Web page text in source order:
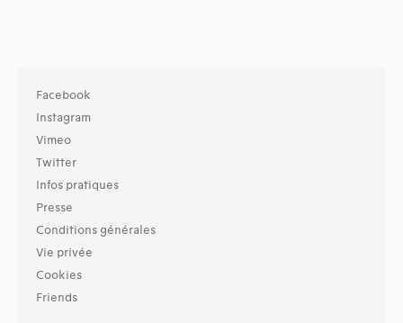
Facebook
Instagram
Vimeo
Twitter
Infos pratiques
Presse
Conditions générales
Vie privée
Cookies
Friends